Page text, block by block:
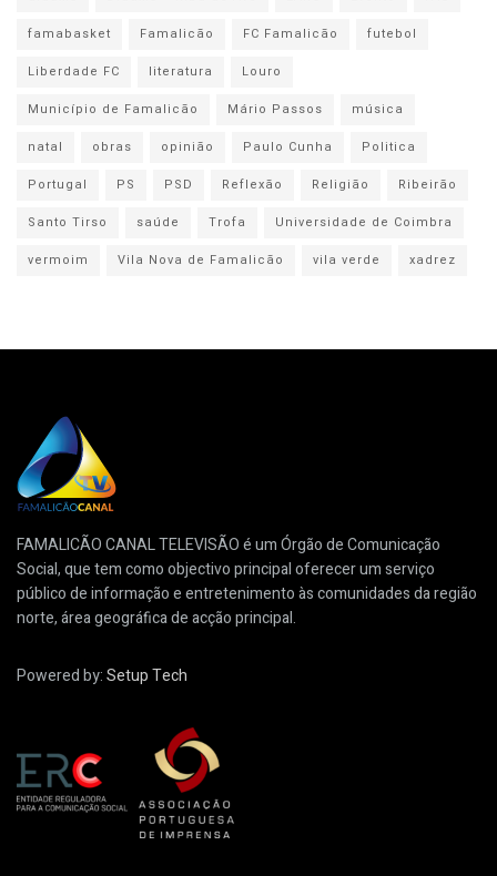
famabasket
Famalicão FC Famalicão
futebol
Liberdade FC
literatura
Louro
Município de Famalicão
Mário Passos
música
natal
obras opinião Paulo Cunha
Politica
Portugal
PS PSD Reflexão Religião
Ribeirão
Santo Tirso
saúde Trofa
Universidade de Coimbra
vermoim
Vila Nova de Famalicão vila verde xadrez
FAMALICÃO CANAL TELEVISÃO é um Órgão de Comunicação
Social, que tem como objectivo principal oferecer um serviço
público de informação e entretenimento às comunidades da região
norte, área geográfica de acção principal.
Powered by:Setup Tech